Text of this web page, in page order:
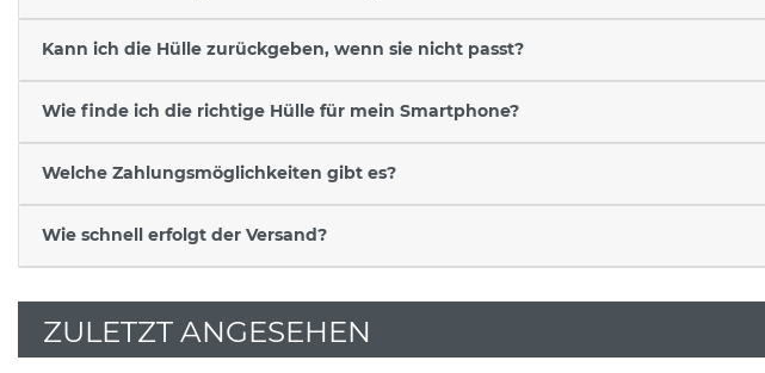
Kann ich die Hülle zurückgeben, wenn sie nicht passt?
Wie finde ich die richtige Hülle für mein Smartphone?
Welche Zahlungsmöglichkeiten gibt es?
Wie schnell erfolgt der Versand?
ZULETZT ANGESEHEN